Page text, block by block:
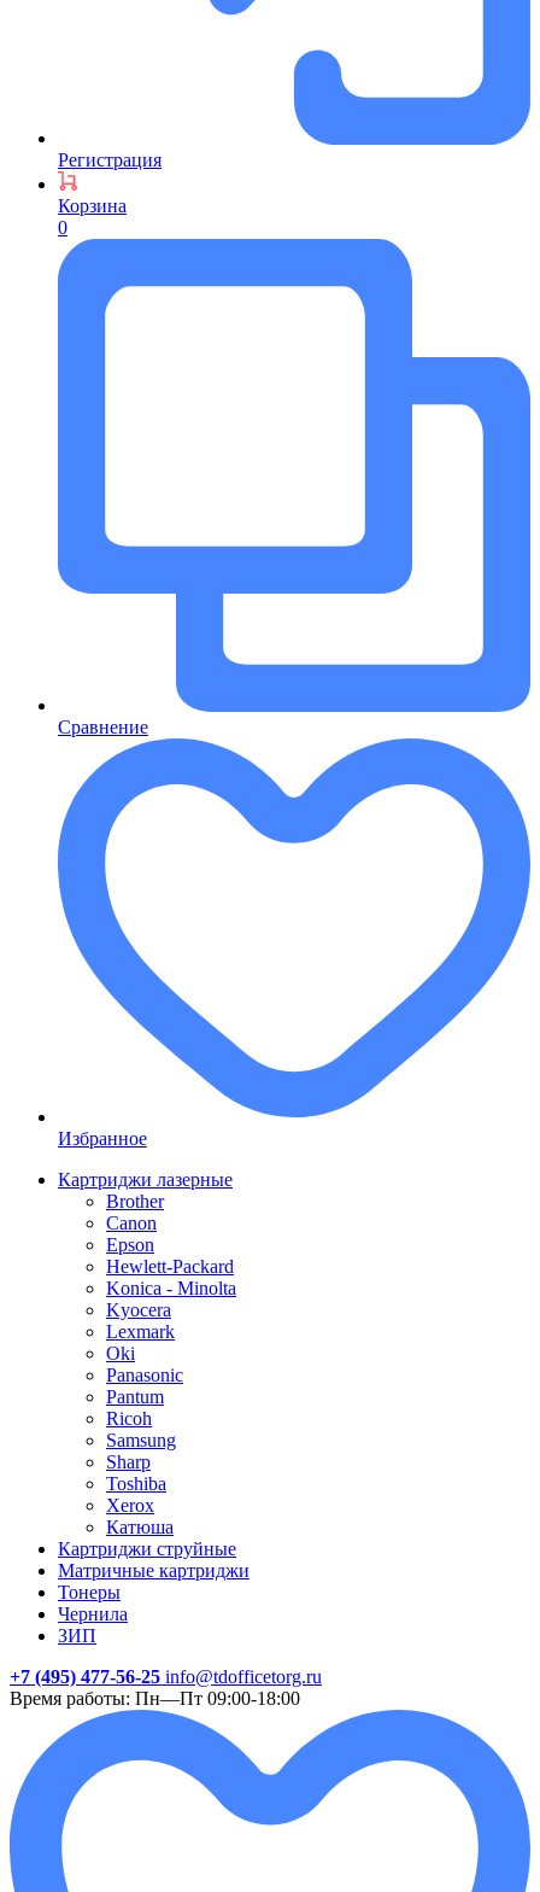
Регистрация
Корзина
0
Сравнение
Избранное
Картриджи лазерные
Brother
Canon
Epson
Hewlett-Packard
Konica - Minolta
Kyocera
Lexmark
Oki
Panasonic
Pantum
Ricoh
Samsung
Sharp
Toshiba
Xerox
Катюша
Картриджи струйные
Матричные картриджи
Тонеры
Чернила
ЗИП
+7 (495) 477-56-25 info@tdofficetorg.ru
Время работы: Пн—Пт 09:00-18:00